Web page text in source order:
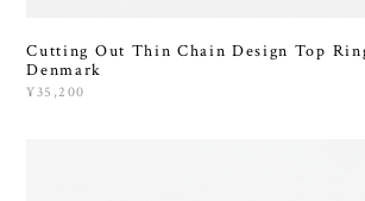
Cutting Out Thin Chain Design Top
Denmark
¥35,200